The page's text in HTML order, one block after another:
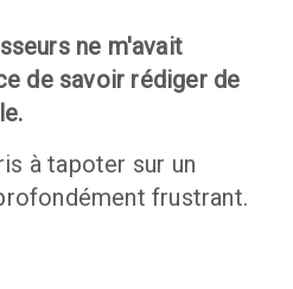
ne m'avait
de savoir rédiger de
à tapoter sur un
frustrant.